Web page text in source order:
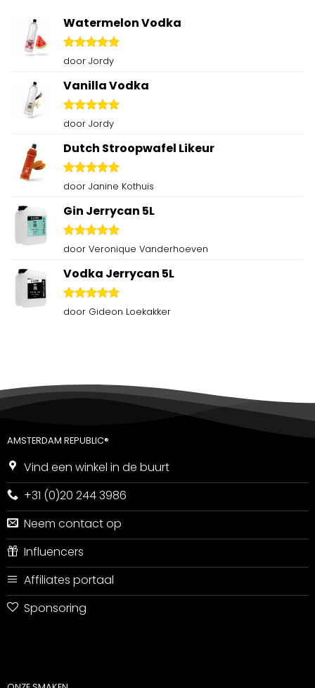
Watermelon Vodka
Gewaardeerd
door Jordy
Vanilla Vodka
Gewaardeerd
door Jordy
Dutch Stroopwafel Likeur
Gewaardeerd
door Janine Kothuis
Gin Jerrycan 5L
Gewaardeerd
door Veronique Vanderhoeven
Vodka Jerrycan 5L
Gewaardeerd
door Gideon Loekakker
AMSTERDAM REPUBLIC®
Vind een winkel in de buurt
+31 (0)20 244 3986
Neem contact op
Influencers
Affiliates portaal
Sponsoring